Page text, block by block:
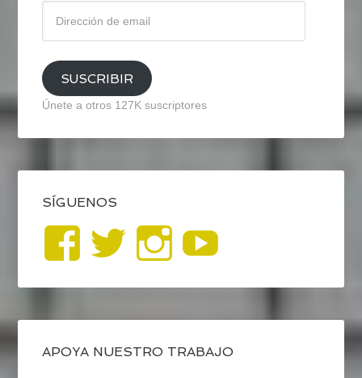
email
SUSCRIBIR
Únete a otros 127K suscriptores
SÍGUENOS
Ver
perfil
de
blogrecursosep
Ver
perfil
de
recursosep
Ver
perfil
de
recursosep
APOYA NUESTRO TRABAJO